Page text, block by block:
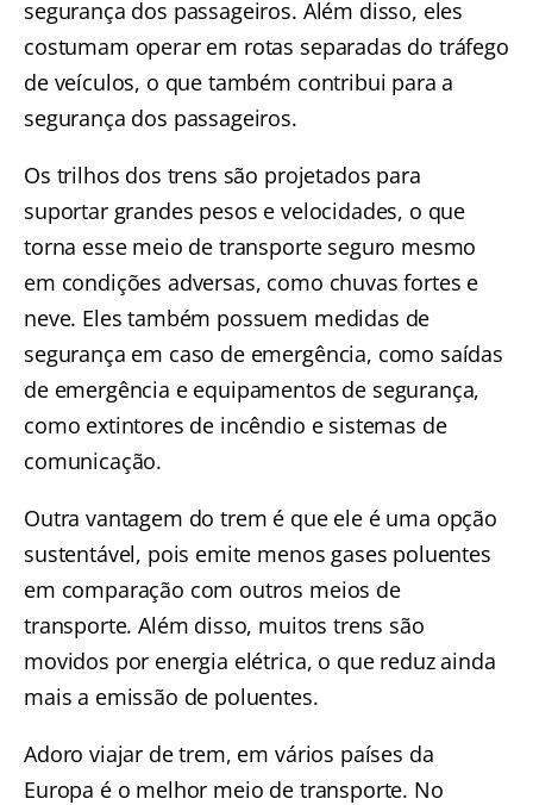
segurança dos passageiros. Além disso, eles
costumam operar em rotas separadas do tráfego
de veículos, o que também contribui para a
segurança dos passageiros.
Os trilhos dos trens são projetados para
suportar grandes pesos e velocidades, o que
torna esse meio de transporte seguro mesmo
em condições adversas, como chuvas fortes e
neve. Eles também possuem medidas de
segurança em caso de emergência, como saídas
de emergência e equipamentos de segurança,
como extintores de incêndio e sistemas de
comunicação.
Outra vantagem do trem é que ele é uma opção
sustentável, pois emite menos gases poluentes
em comparação com outros meios de
transporte. Além disso, muitos trens são
movidos por energia elétrica, o que reduz ainda
mais a emissão de poluentes.
Adoro viajar de trem, em vários países da
Europa é o melhor meio de transporte. No